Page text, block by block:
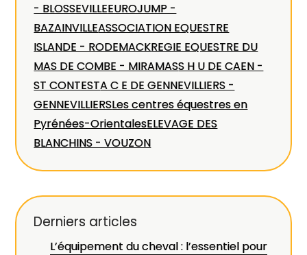
- BLOSSEVILLEEUROJUMP -
BAZAINVILLEASSOCIATION EQUESTRE
ISLANDE - RODEMACKREGIE EQUESTRE DU
MAS DE COMBE - MIRAMASS H U DE CAEN -
ST CONTESTA C E DE GENNEVILLIERS -
GENNEVILLIERSLes centres équestres en
Pyrénées-OrientalesELEVAGE DES
BLANCHINS - VOUZON
Derniers articles
L’équipement du cheval : l’essentiel pour